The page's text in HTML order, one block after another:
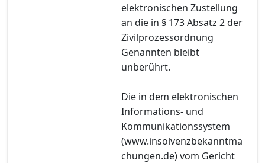
elektronischen Zustellung
an die in § 173 Absatz 2 der
Zivilprozessordnung
Genannten bleibt
unberührt.
Die in dem elektronischen
Informations- und
Kommunikationssystem
(www.insolvenzbekanntma
chungen.de) vom Gericht